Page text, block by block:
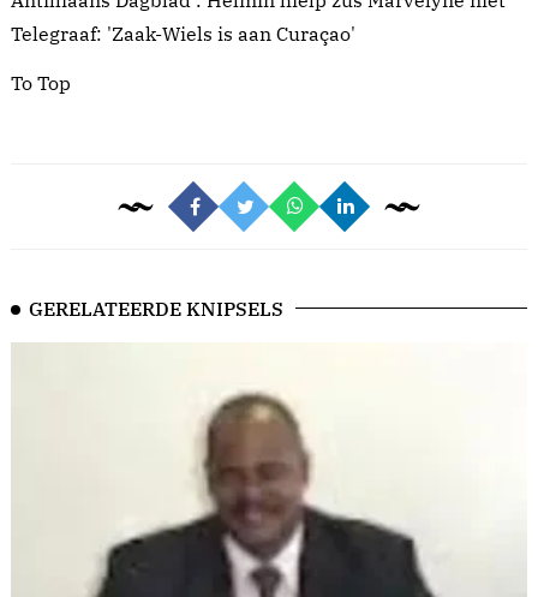
Telegraaf: 'Zaak-Wiels is aan Curaçao'
To Top
GERELATEERDE KNIPSELS